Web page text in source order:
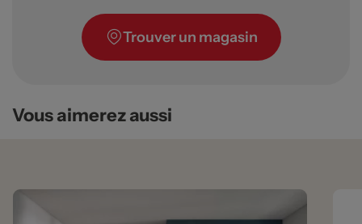
Trouver un magasin
Vous aimerez aussi